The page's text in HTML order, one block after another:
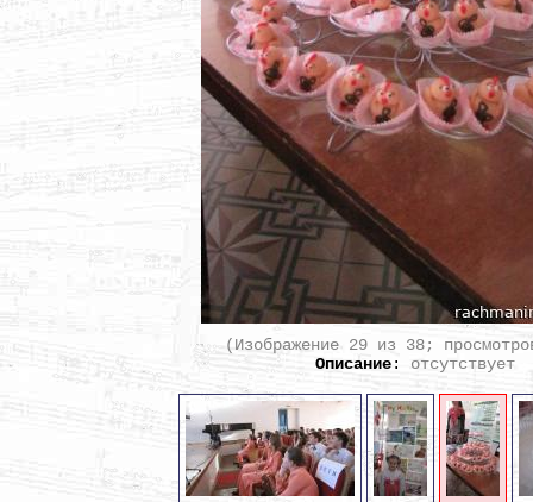
(Изображение 29 из 38;
Описание: отсутствует